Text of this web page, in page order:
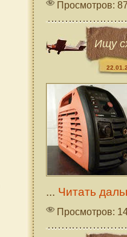
Просмотров:
Ищу
... Читать
Просмотров: